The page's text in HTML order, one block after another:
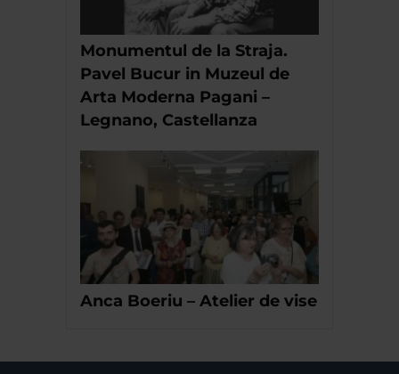
Monumentul de la Straja.
Pavel Bucur in Muzeul de
Arta Moderna Pagani –
Legnano, Castellanza
Anca Boeriu – Atelier de vise